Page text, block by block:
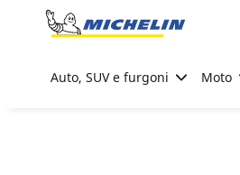
Go to page content
Auto, SUV e furgoni Moto